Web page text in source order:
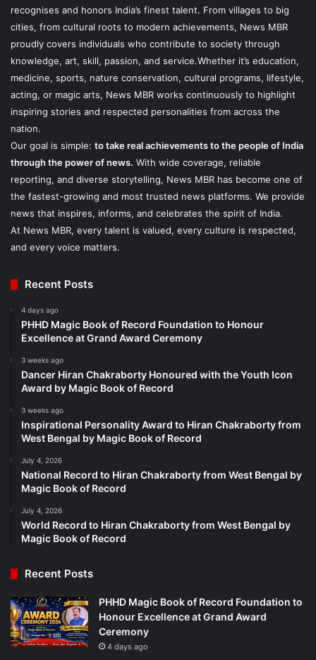
recognises and honors India’s finest talent. From villages to big
cities, from cultural roots to modern achievements, News MBR
proudly covers individuals who contribute to society through
knowledge, art, skill, passion, and service.Whether it’s education,
medicine, sports, nature conservation, cultural programs, lifestyle,
acting, or magic arts, News MBR works continuously to highlight
inspiring stories and respected personalities from across the
nation.
Our goal is simple: to take real achievements to the people of India
through the power of news. With wide coverage, reliable
reporting, and diverse storytelling, News MBR has become one of
the fastest-growing and most trusted news platforms. We provide
news that inspires, informs, and celebrates the spirit of India.
At News MBR, every talent is valued, every culture is respected,
and every voice matters.
Recent Posts
4 days ago
PHHD Magic Book of Record Foundation to Honour
Excellence at Grand Award Ceremony
3 weeks ago
Dancer Hiran Chakraborty Honoured with the Youth Icon
Award by Magic Book of Record
3 weeks ago
Inspirational Personality Award to Hiran Chakraborty from
West Bengal by Magic Book of Record
July 4, 2026
National Record to Hiran Chakraborty from West Bengal by
Magic Book of Record
July 4, 2026
World Record to Hiran Chakraborty from West Bengal by
Magic Book of Record
Recent Posts
PHHD Magic Book of Record Foundation to
Honour Excellence at Grand Award
Ceremony
4 days ago